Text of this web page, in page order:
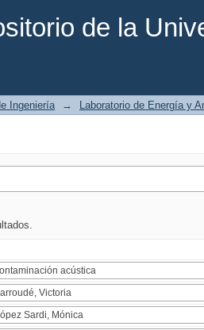
de la
Ingeniería → Laboratorio de Energía y